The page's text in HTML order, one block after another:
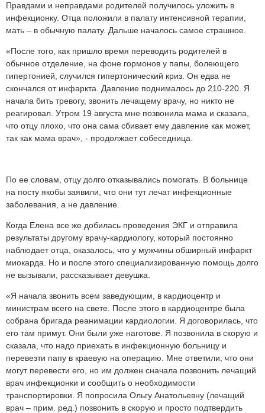
Правдами и неправдами родителей получилось уложить в
инфекционку. Отца положили в палату интенсивной терапии,
мать – в обычную палату. Дальше началось самое страшное.
«После того, как пришло время переводить родителей в
обычное отделение, на фоне гормонов у папы, болеющего
гипертонией, случился гипертонический криз. Он едва не
скончался от инфаркта. Давление поднималось до 210-220. Я
начала бить тревогу, звонить лечащему врачу, но никто не
реагировал. Утром 19 августа мне позвонила мама и сказала,
что отцу плохо, что она сама сбивает ему давление как может,
так как мама врач», - продолжает собеседница.
По ее словам, отцу долго отказывались помогать. В больнице
на посту якобы заявили, что они тут лечат инфекционные
заболевания, а не давление.
Когда Елена все же добилась проведения ЭКГ и отправила
результаты другому врачу-кардиологу, который постоянно
наблюдает отца, оказалось, что у мужчины обширный инфаркт
миокарда. Но и после этого специализированную помощь долго
не вызывали, рассказывает девушка.
«Я начала звонить всем заведующим, в кардиоцентр и
министрам всего на свете. После этого в кардиоцентре была
собрана бригада реанимации кардиологии. Я договорилась, что
его там примут. Они были уже наготове. Я позвонила в скорую и
сказала, что надо приехать в инфекционную больницу и
перевезти папу в краевую на операцию. Мне ответили, что они
могут перевести его, но им должен сначала позвонить лечащий
врач инфекционки и сообщить о необходимости
транспортировки. Я попросила Ольгу Анатольевну (лечащий
врач – прим. ред.) позвонить в скорую и просто подтвердить